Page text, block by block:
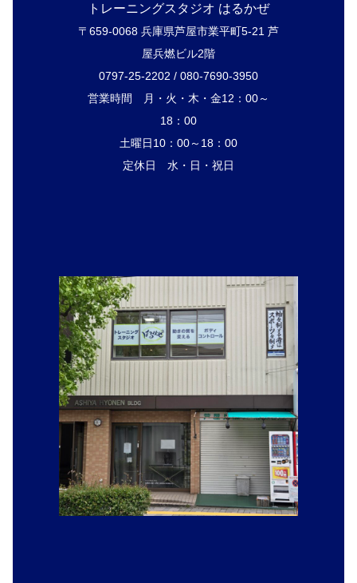
トレーニングスタジオ はるかぜ
〒659-0068 兵庫県芦屋市業平町5-21 芦
屋兵燃ビル2階
0797-25-2202 / 080-7690-3950
営業時間 月・火・木・金12：00～
18：00
土曜日10：00～18：00
定休日 水・日・祝日